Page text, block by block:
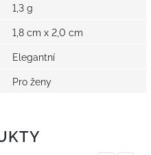
1,3 g
1,8 cm x 2,0 cm
Elegantní
Pro ženy